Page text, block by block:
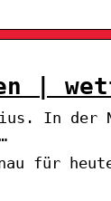
|
In der
für